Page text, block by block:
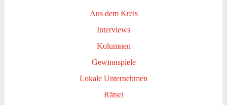
Aus dem Kreis
Interviews
Kolumnen
Gewinnspiele
Lokale Unternehmen
Rätsel